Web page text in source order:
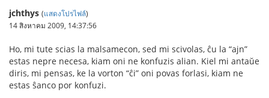
jchthys (แสดงโปรไฟล์)
14 สิงหาคม 2009, 14:37:56
Ho, mi tute scias la malsamecon, sed mi scivolas, ĉu la “ajn”
estas nepre necesa, kiam oni ne konfuzis alian. Kiel mi antaŭe
diris, mi pensas, ke la vorton “ĉi” oni povas forlasi, kiam ne
estas ŝanco por konfuzi.